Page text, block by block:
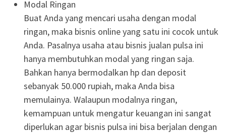
Modal Ringan
Buat Anda yang mencari usaha dengan modal
ringan, maka bisnis online yang satu ini cocok untuk
Anda. Pasalnya usaha atau bisnis jualan pulsa ini
hanya membutuhkan modal yang ringan saja.
Bahkan hanya bermodalkan hp dan deposit
sebanyak 50.000 rupiah, maka Anda bisa
memulainya. Walaupun modalnya ringan,
kemampuan untuk mengatur keuangan ini sangat
diperlukan agar bisnis pulsa ini bisa berjalan dengan